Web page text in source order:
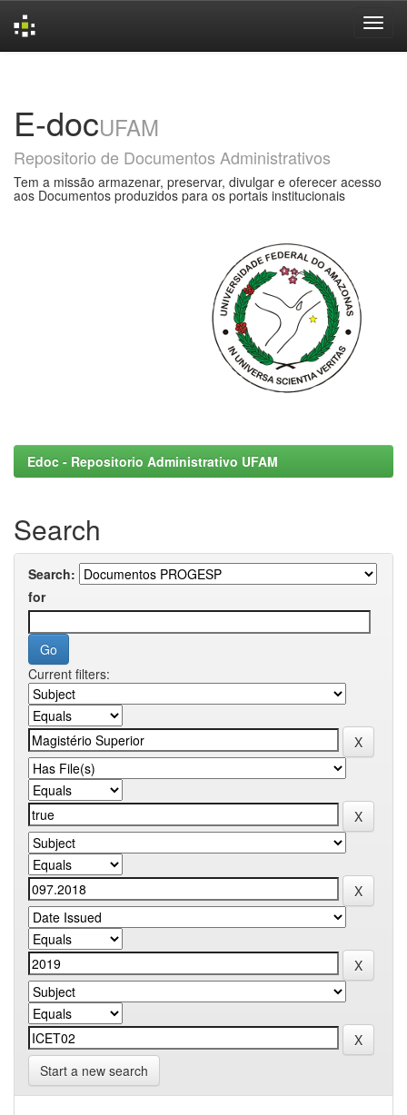
E-docUFAM
Repositorio de Documentos Administrativos
Tem a missão armazenar, preservar, divulgar e oferecer acesso
aos Documentos produzidos para os portais institucionais
Edoc - Repositorio Administrativo UFAM
Search
Search:
for
Current filters:
Start a new search